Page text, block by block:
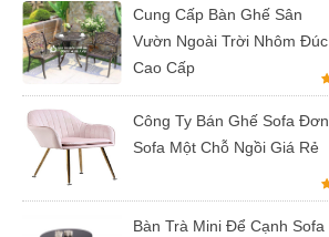
Cung Cấp Bàn Ghế Sân
Vườn Ngoài Trời Nhôm Đúc
Cao Cấp
Công Ty Bán Ghế Sofa Đơn,
Sofa Một Chỗ Ngồi Giá Rẻ
Bàn Trà Mini Để Cạnh Sofa